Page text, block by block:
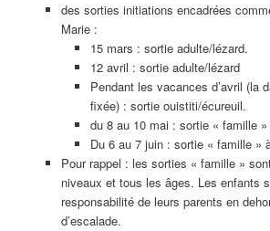
des sorties initiations encadrées
Marie :
15 mars : sortie adulte/lézard.
12 avril : sortie adulte/lézard
Pendant les vacances d’avril (la
fixée) : sortie ouistiti/écureuil.
du 8 au 10 mai : sortie « famille
Du 6 au 7 juin : sortie « famille »
Pour rappel : les sorties « famille »
niveaux et tous les âges. Les enfants
responsabilité de leurs parents en
d’escalade.